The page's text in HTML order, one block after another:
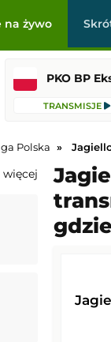
na żywo
TRANSMISJE
Polska
więcej
Columbus
Leagues
Liga